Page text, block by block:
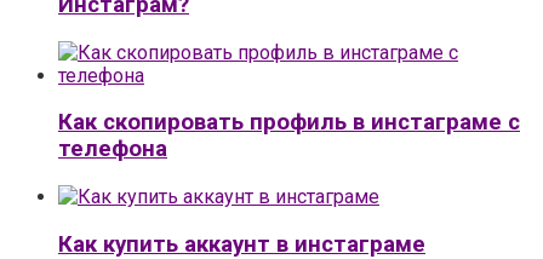
Как скопировать профиль в инстаграме с
телефона
Как купить аккаунт в инстаграме